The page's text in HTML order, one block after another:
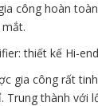
công hoàn
gia công rất
thành với